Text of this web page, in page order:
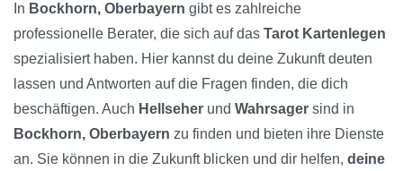
In Bockhorn, Oberbayern gibt es zahlreiche
professionelle Berater, die sich auf das Tarot Kartenlegen
spezialisiert haben. Hier kannst du deine Zukunft deuten
lassen und Antworten auf die Fragen finden, die dich
beschäftigen. Auch Hellseher und Wahrsager sind in
Bockhorn, Oberbayern zu finden und bieten ihre Dienste
an. Sie können in die Zukunft blicken und dir helfen, deine